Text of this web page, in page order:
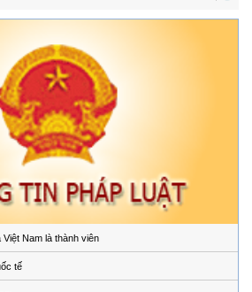
(24/24h)
kiếm, cứu nạn hàng hải khu vực II
Sa, Phường Sơn Trà, thành phố Đà
(24/24h)
kiếm, cứu nạn hàng hải khu vực III
30 tháng 4, Phường Phước Thắng,
Chí Minh.
Nam là thành viên
tế